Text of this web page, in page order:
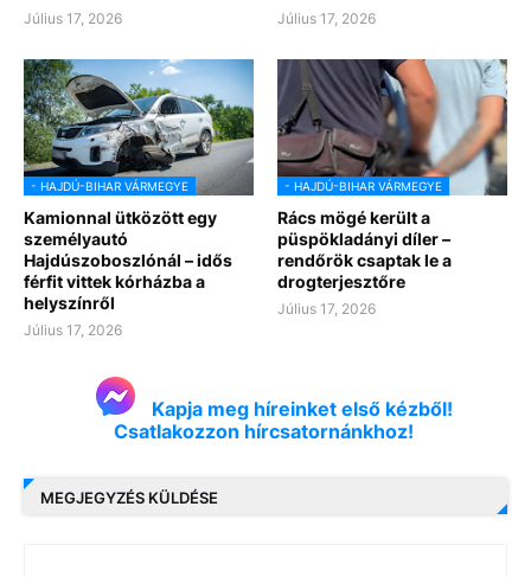
Július 17, 2026 Július 17, 2026
- HAJDÚ-BIHAR VÁRMEGYE
Kamionnal ütközött egy
személyautó
Hajdúszoboszlónál – idős
férfit vittek kórházba a
helyszínről
Július 17, 2026
- HAJDÚ-BIHAR VÁRMEGYE
Rács mögé került a
püspökladányi díler –
rendőrök csaptak le a
drogterjesztőre
Július 17, 2026
Kapja meg híreinket első kézből!
Csatlakozzon hírcsatornánkhoz!
MEGJEGYZÉS KÜLDÉSE